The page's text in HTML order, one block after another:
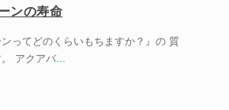
ンの寿命
ンってどのくらいもちますか？』の 質
アクアバ...